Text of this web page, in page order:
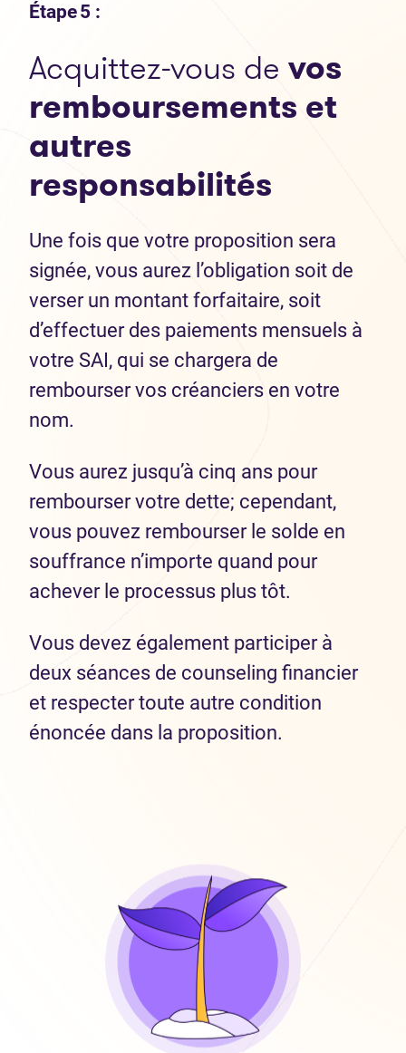
Étape 5 :
Acquittez-vous de vos
remboursements et
autres
responsabilités
Une fois que votre proposition sera
signée, vous aurez l’obligation soit de
verser un montant forfaitaire, soit
d’effectuer des paiements mensuels à
votre SAI, qui se chargera de
rembourser vos créanciers en votre
nom.
Vous aurez jusqu’à cinq ans pour
rembourser votre dette; cependant,
vous pouvez rembourser le solde en
souffrance n’importe quand pour
achever le processus plus tôt.
Vous devez également participer à
deux séances de counseling financier
et respecter toute autre condition
énoncée dans la proposition.